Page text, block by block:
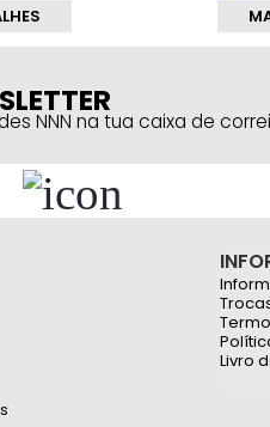
NNN na tua caixa de
Livro